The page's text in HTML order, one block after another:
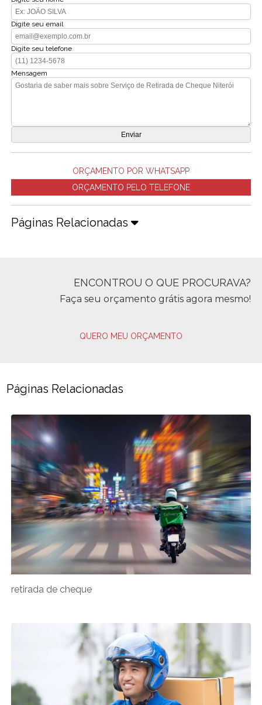
Digite seu email
Digite seu telefone
Mensagem
ORÇAMENTO POR WHATSAPP
ORÇAMENTO PELO TELEFONE
Páginas Relacionadas
ENCONTROU O QUE PROCURAVA?
Faça seu orçamento grátis agora mesmo!
QUERO MEU ORÇAMENTO
Páginas Relacionadas
retirada de cheque